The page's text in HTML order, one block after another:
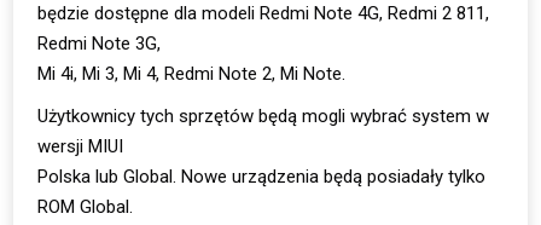
będzie dostępne dla modeli Redmi Note 4G, Redmi 2 811,
Redmi Note 3G,
Mi 4i, Mi 3, Mi 4, Redmi Note 2, Mi Note.
Użytkownicy tych sprzętów będą mogli wybrać system w
wersji MIUI
Polska lub Global. Nowe urządzenia będą posiadały tylko
ROM Global.